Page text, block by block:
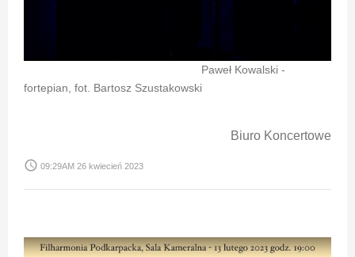
Paweł Kowalski -
fortepian, fot. Bartosz Szustakowski
Biuro Koncertowe
access_time 09:29AM 26 kwiecień 2023